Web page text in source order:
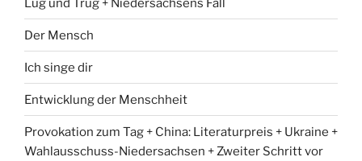
Lug und Trug + Niedersachsens Fall
Der Mensch
Ich singe dir
Entwicklung der Menschheit
Provokation zum Tag + China: Literaturpreis + Ukraine +
Wahlausschuss-Niedersachsen + Zweiter Schritt vor